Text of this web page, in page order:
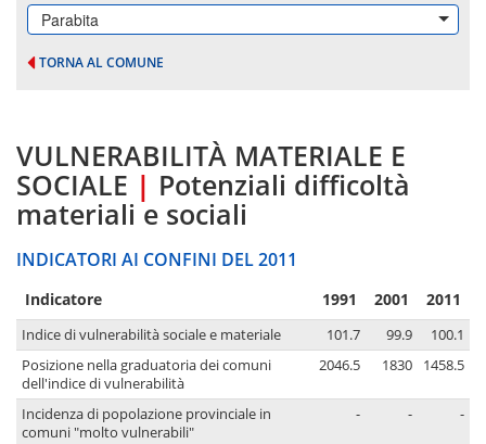
Parabita
TORNA AL COMUNE
VULNERABILITÀ MATERIALE E
SOCIALE | Potenziali difficoltà
materiali e sociali
INDICATORI AI CONFINI DEL 2011
Indicatore 1991 2001 2011
Indice di vulnerabilità sociale e materiale 101.7 99.9
100.1
Posizione nella graduatoria dei comuni
dell'indice di vulnerabilità
2046.5 1830 1458.5
Incidenza di popolazione provinciale in
comuni "molto vulnerabili"
- - -